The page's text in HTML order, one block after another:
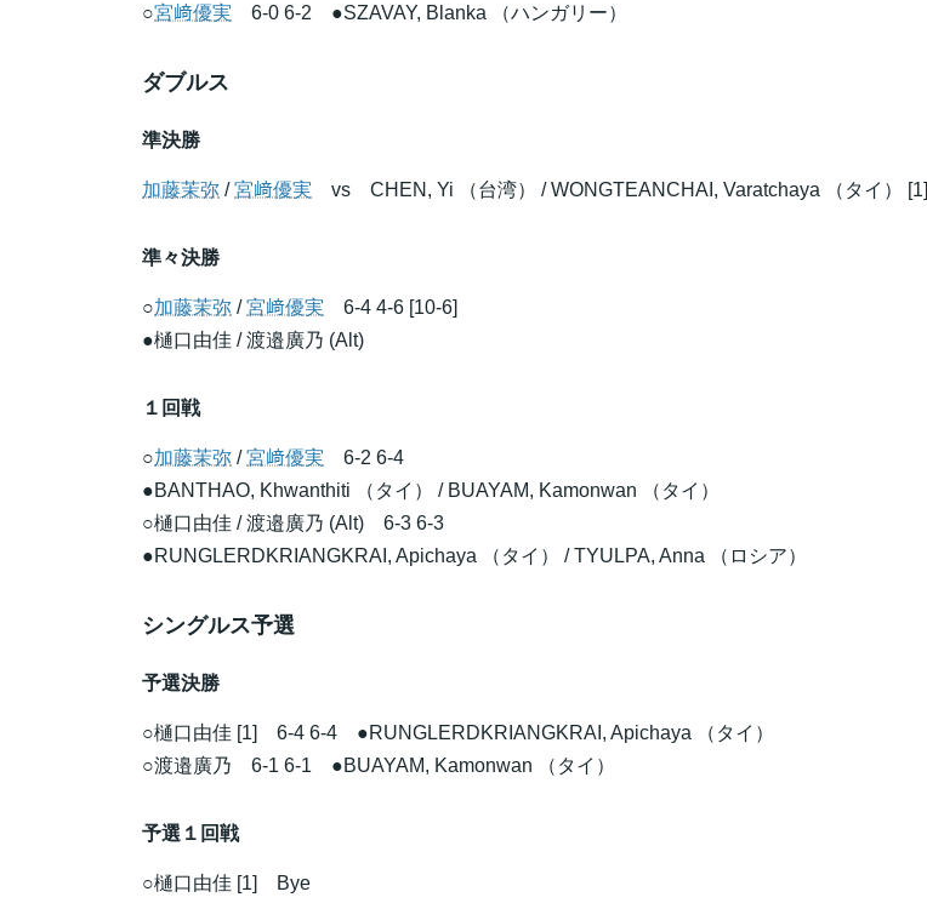
○宮﨑優実 6-0 6-2 ●SZAVAY, Blanka （ハンガリー）
ダブルス
準決勝
加藤茉弥 /宮﨑優実 vs CHEN, Yi （台湾） / WONGTEANCHAI, Varatchaya （タイ） [1]
準々決勝
○加藤茉弥 /宮﨑優実 6-4 4-6 [10-6]
●樋口由佳 /渡邉廣乃 (Alt)
１回戦
○加藤茉弥 /宮﨑優実 6-2 6-4
●BANTHAO, Khwanthiti （タイ） / BUAYAM, Kamonwan （タイ）
○樋口由佳 /渡邉廣乃 (Alt) 6-3 6-3
●RUNGLERDKRIANGKRAI, Apichaya （タイ） / TYULPA, Anna （ロシア）
シングルス予選
予選決勝
○樋口由佳 [1] 6-4 6-4 ●RUNGLERDKRIANGKRAI, Apichaya （タイ）
○渡邉廣乃 6-1 6-1 ●BUAYAM, Kamonwan （タイ）
予選１回戦
○樋口由佳 [1] Bye